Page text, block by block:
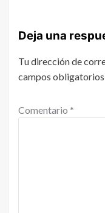
Deja una
Tu dirección de
campos
Comentario *